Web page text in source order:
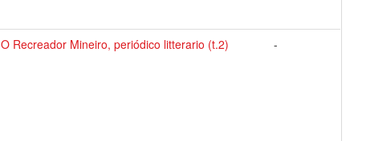
O Recreador Mineiro, periódico litterario (t.2) -